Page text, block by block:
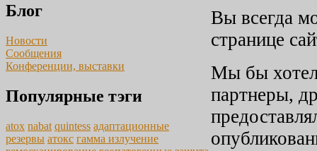
Блог
Новости
Сообщения
Конференции, выставки
Популярные тэги
atox nabat quintess адаптационные
резервы атокс гамма излучение
Вы всегда
странице
Мы бы
партнеры,